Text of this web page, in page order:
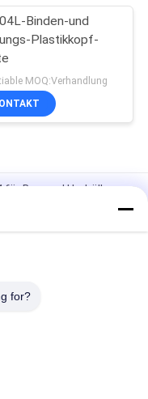
Binden-und
Plastikkopf-
MOQ:Verhandlung
Bau und Umhüllung
Plastic Cap Roofing
des Baus und der
for?